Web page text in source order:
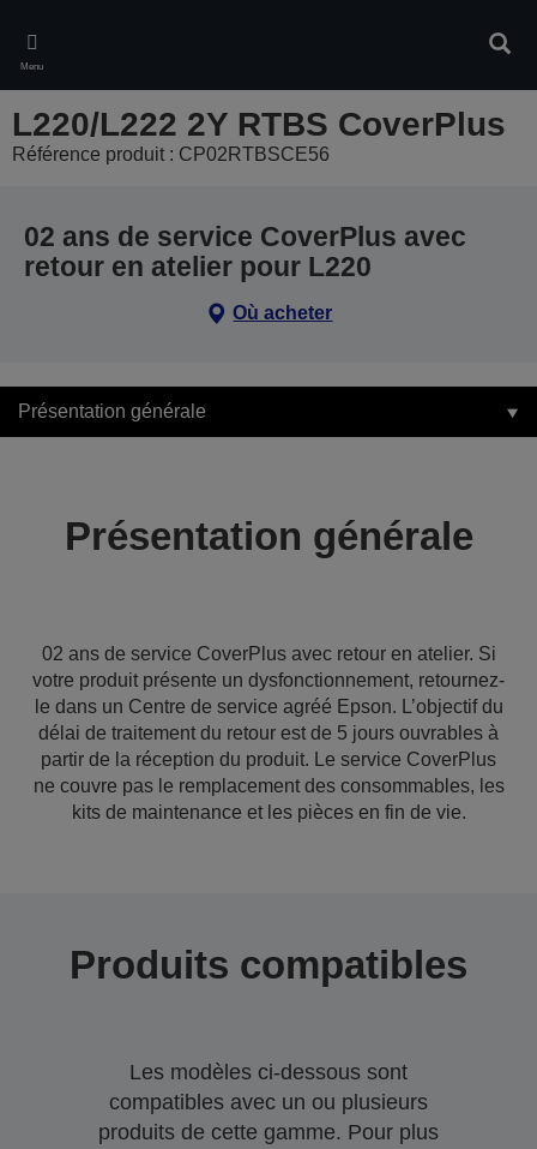
main
content
Menu
L220/L222 2Y RTBS CoverPlus
Référence produit : CP02RTBSCE56
02 ans de service CoverPlus avec
retour en atelier pour L220
Où acheter
Présentation générale
Présentation générale
02 ans de service CoverPlus avec retour en atelier. Si
votre produit présente un dysfonctionnement, retournez-
le dans un Centre de service agréé Epson. L’objectif du
délai de traitement du retour est de 5 jours ouvrables à
partir de la réception du produit. Le service CoverPlus
ne couvre pas le remplacement des consommables, les
kits de maintenance et les pièces en fin de vie.
Produits compatibles
Les modèles ci-dessous sont
compatibles avec un ou plusieurs
produits de cette gamme. Pour plus